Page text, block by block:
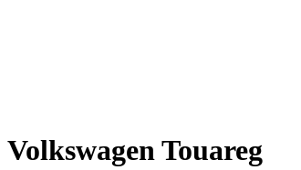
Volkswagen Touareg